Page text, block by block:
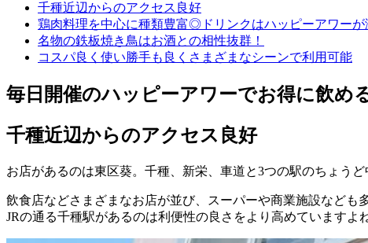
千種近辺からのアクセス良好
鶏肉料理を中心に種類豊富◎ドリンクはハッピーアワーが
名物の鉄板焼き鳥はお酒との相性抜群！
コスパ良く使い勝手も良くさまざまなシーンで利用可能
毎日開催のハッピーアワーでお得に飲め
千種近辺からのアクセス良好
お店があるのは東区葵。千種、新栄、車道と3つの駅のちょうど
飲食店などさまざまなお店が並び、スーパーや商業施設など
JRの通る千種駅があるのは利便性の良さをより高めていますよね